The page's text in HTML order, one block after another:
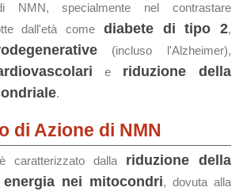
NMN, specialmente nel contrastare
dall'età come diabete di tipo 2,
(incluso l'Alzheimer),
e riduzione della
.
di Azione di NMN
caratterizzato dalla riduzione della
nei mitocondri, dovuta alla